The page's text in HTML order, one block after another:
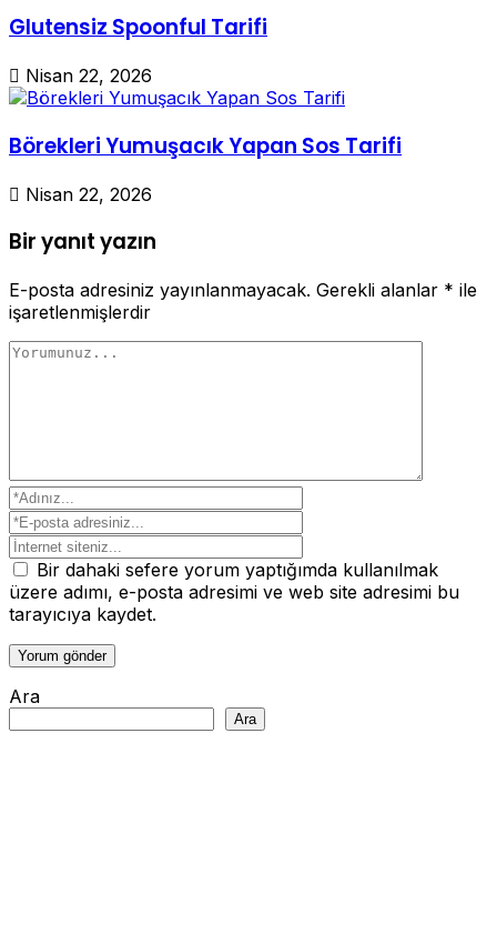
Glutensiz Spoonful Tarifi
Nisan 22, 2026
Börekleri Yumuşacık Yapan Sos Tarifi
Nisan 22, 2026
Bir yanıt yazın
E-posta adresiniz yayınlanmayacak. Gerekli alanlar * ile
işaretlenmişlerdir
Bir dahaki sefere yorum yaptığımda kullanılmak
üzere adımı, e-posta adresimi ve web site adresimi bu
tarayıcıya kaydet.
Ara
Ara